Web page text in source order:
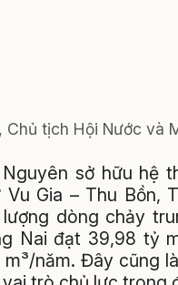
Chủ tịch Hội Nước và
sở hữu hệ
Gia – Thu Bồn,
dòng chảy
Nai đạt 39,98 tỷ
năm. Đây cũng